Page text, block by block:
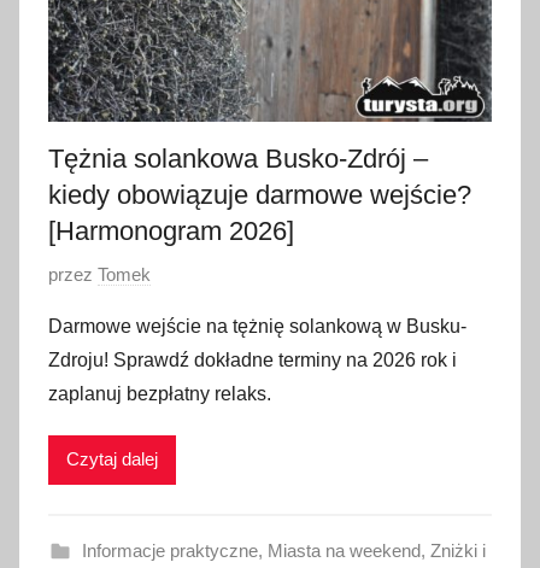
Tężnia solankowa Busko-Zdrój –
kiedy obowiązuje darmowe wejście?
[Harmonogram 2026]
O
u
b
l
i
a
przez Tomek
Darmowe wejście na tężnię solankową w Busku-
Zdroju! Sprawdź dokładne terminy na 2026 rok i
zaplanuj bezpłatny relaks.
Czytaj dalej
Informacje praktyczne, Miasta na weekend, Zniżki i